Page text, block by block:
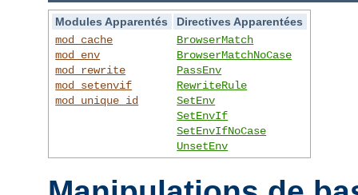
Modules Apparentés
Directives Apparentées
mod_cache
mod_env
mod_rewrite
mod_setenvif
mod_unique_id
BrowserMatch
BrowserMatchNoCase
PassEnv
RewriteRule
SetEnv
SetEnvIf
SetEnvIfNoCase
UnsetEnv